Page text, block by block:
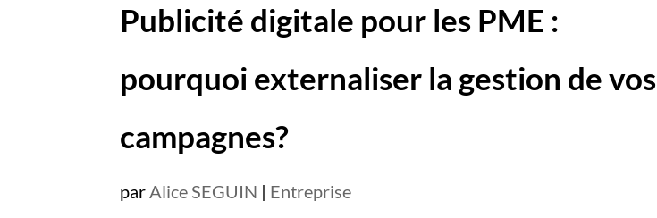
Publicité digitale pour les PME :
pourquoi externaliser la gestion de vos
campagnes?
parAlice SEGUIN | Entreprise